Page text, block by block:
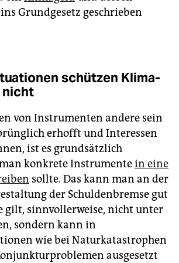
Grundgesetz geschrieben
schützen Klima-
nicht
von Instrumenten andere sein
erhofft und Interessen
ist es grundsätzlich
konkrete Instrumentein eine
sollte. Das kann man an der
der Schuldenbremse gut
gilt, sinnvollerweise, nicht unter
sondern kann in
wie bei Naturkatastrophen
ausgesetzt